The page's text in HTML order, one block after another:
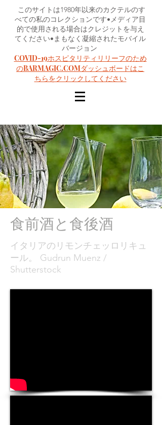
このサイトは1980年以来のカクテルのす
べての私のコレクションです•メディア目
的で使用される場合はクレジットを与え
てください•まもなく凝縮されたモバイル
バージョン
COVID-19ホスピタリティリリーフのため
のBARMAGIC.COMダッシュボードはこ
ちらをクリックしてください
食前酒と食後酒
イタリアのリモンチェッロリキュ
ール。 Gudrun Muenz /
Shutterstock